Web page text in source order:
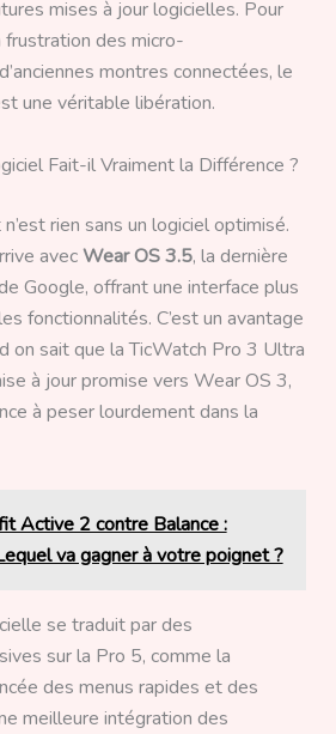
mises à jour logicielles. Pour
frustration des micro-
montres connectées, le
une véritable libération.
Fait-il Vraiment la Différence ?
rien sans un logiciel optimisé.
avecWear OS 3.5, la dernière
Google, offrant une interface plus
fonctionnalités. C’est un avantage
on sait que la TicWatch Pro 3 Ultra
à jour promise vers Wear OS 3,
à peser lourdement dans la
Active 2 contre Balance :
va gagner à votre poignet ?
se traduit par des
sur la Pro 5, comme la
des menus rapides et des
meilleure intégration des